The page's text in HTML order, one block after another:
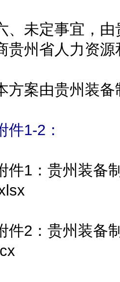
未定事宜，由
贵州省人力资
案由贵州装备
件1-2：
1：贵州装备制
2：贵州装备制